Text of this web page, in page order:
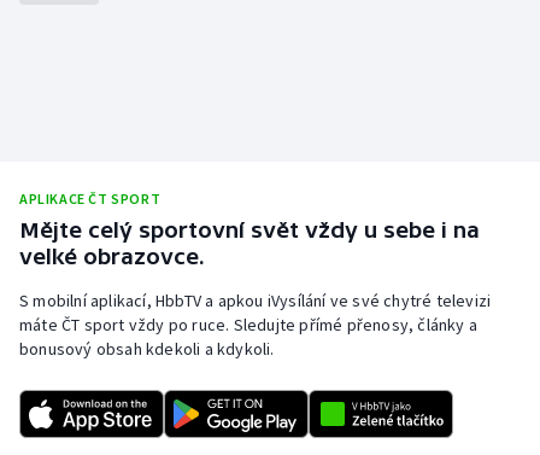
APLIKACE ČT SPORT
Mějte celý sportovní svět vždy u sebe i na
velké obrazovce.
S mobilní aplikací, HbbTV a apkou iVysílání ve své chytré televizi
máte ČT sport vždy po ruce. Sledujte přímé přenosy, články a
bonusový obsah kdekoli a kdykoli.